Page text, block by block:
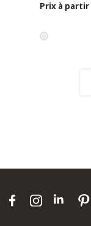
Prix ​​à partir